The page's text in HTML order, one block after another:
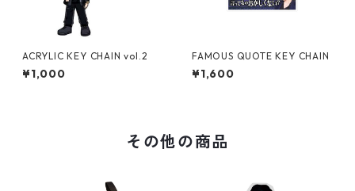
ACRYLIC KEY CHAIN vol.2
¥1,000
FAMOUS QUOTE KEY CHAIN
¥1,600
その他の商品